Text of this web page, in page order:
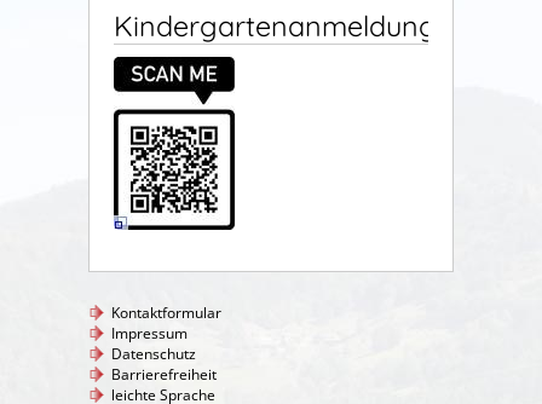
Kindergartenanmeldung
Kontaktformular
Impressum
Datenschutz
Barrierefreiheit
leichte Sprache